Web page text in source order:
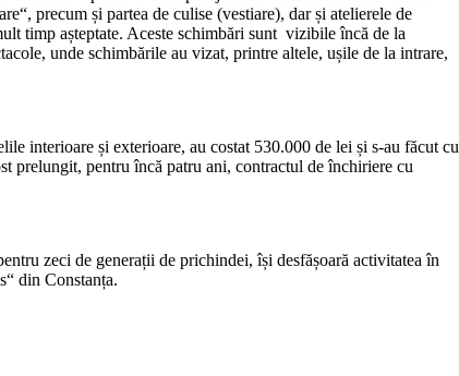
precum și partea de culise (vestiare), dar și atelierele de
timp așteptate. Aceste schimbări sunt vizibile încă de la
unde schimbările au vizat, printre altele, ușile de la intrare,
interioare și exterioare, au costat 530.000 de lei și s-au făcut cu
prelungit, pentru încă patru ani, contractul de închiriere cu
zeci de generații de prichindei, își desfășoară activitatea în
din Constanța.